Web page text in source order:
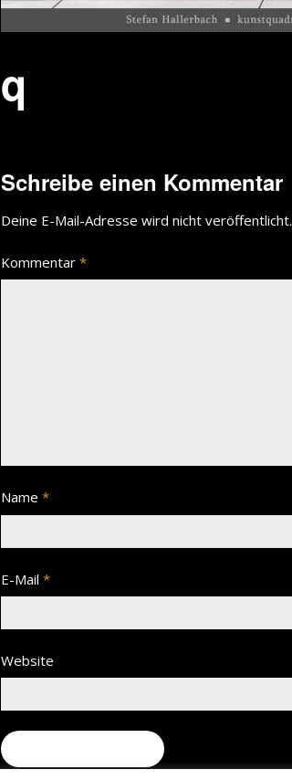
q
Schreibe einen Kommentar
Deine E-Mail-Adresse wird nicht veröffentlicht.
Kommentar *
Name *
E-Mail *
Website